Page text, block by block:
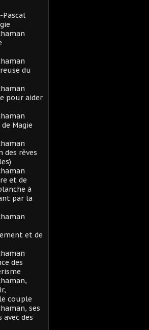
Pascal
du
pour aider
Magie
rêves
et de
à
par la
et de
des
couple
ses
des